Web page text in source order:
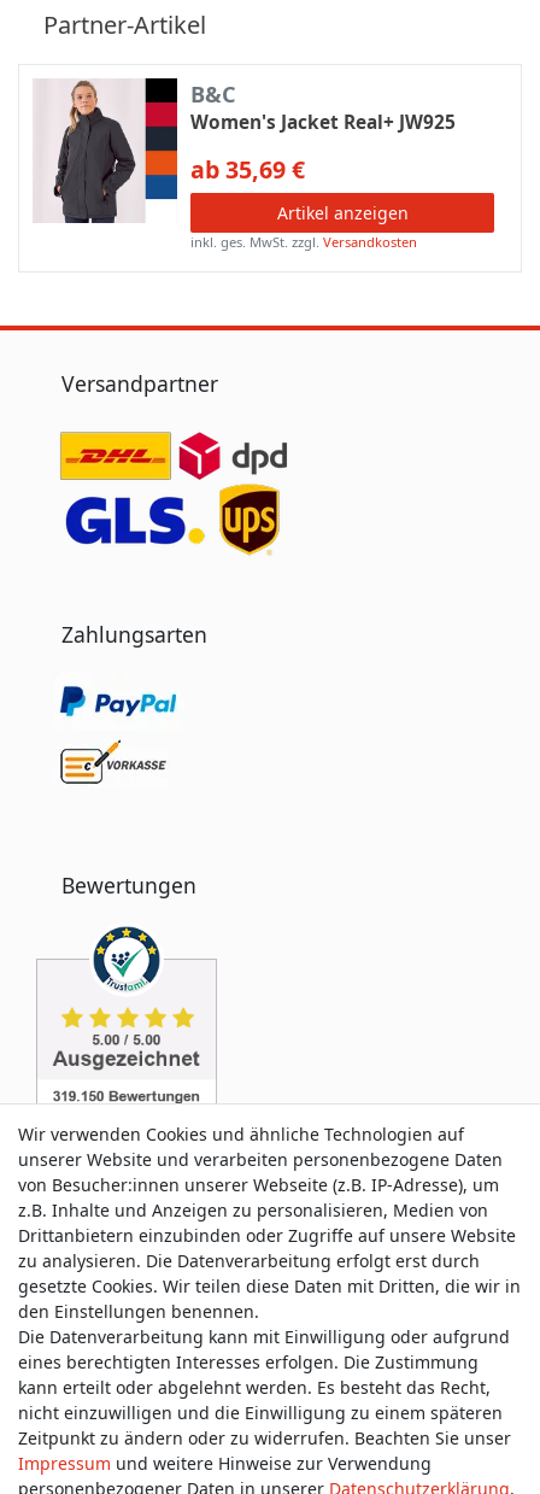
Partner-Artikel
B&C
Women's Jacket Real+ JW925
ab 35,69 €
Artikel anzeigen
inkl. ges. MwSt. zzgl.Versandkosten
Versandpartner
Zahlungsarten
Bewertungen
Service & Kontakt
Wünschen Sie einen Rückruf?
service@allmyclothes.de
Schreiben Sie uns:
service@allmyclothes.de
Wir verwenden Cookies und ähnliche Technologien auf
unserer Website und verarbeiten personenbezogene Daten
von Besucher:innen unserer Webseite (z.B. IP-Adresse), um
z.B. Inhalte und Anzeigen zu personalisieren, Medien von
Drittanbietern einzubinden oder Zugriffe auf unsere Website
zu analysieren. Die Datenverarbeitung erfolgt erst durch
gesetzte Cookies. Wir teilen diese Daten mit Dritten, die wir in
den Einstellungen benennen.
Die Datenverarbeitung kann mit Einwilligung oder aufgrund
eines berechtigten Interesses erfolgen. Die Zustimmung
kann erteilt oder abgelehnt werden. Es besteht das Recht,
nicht einzuwilligen und die Einwilligung zu einem späteren
Zeitpunkt zu ändern oder zu widerrufen. Beachten Sie unser
Impressum und weitere Hinweise zur Verwendung
personenbezogener Daten in unserer Daten­schutz­erklärung.